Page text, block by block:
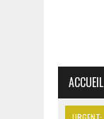
ACCUEIL